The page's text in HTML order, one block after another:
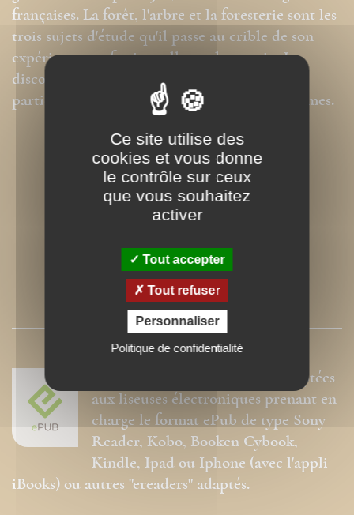
françaises. La forêt, l'arbre et la foresterie sont les
trois sujets d'étude qu'il passe au crible de son
expérience professionnelle sur le terrain. Le
discours qui en découle apporte une lumière
particulière et réaliste aux débats sur ces thèmes.
SOMMAIRE
Nos ePubs sont des versions adaptées
aux liseuses électroniques prenant en
charge le format ePub de type Sony
Reader, Kobo, Booken Cybook,
Kindle, Ipad ou Iphone (avec l'appli
iBooks) ou autres "ereaders" adaptés.
Ce site utilise des
cookies et vous donne
le contrôle sur ceux
que vous souhaitez
activer
Tout accepter
Tout refuser
Personnaliser
Politique de confidentialité